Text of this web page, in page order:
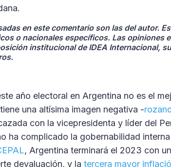
en este comentario son las del autor.
o nacionales específicos. Las opiniones
institucional de IDEA Internacional,
año electoral en Argentina no es el
una altísima imagen negativa -
con la vicepresidenta y líder del
ha complicado la gobernabilidad
, Argentina terminará el 2023 con
devaluación, y la tercera mayor